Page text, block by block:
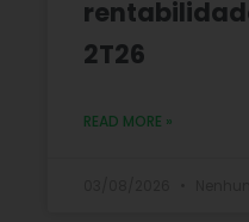
2T26
READ MORE »